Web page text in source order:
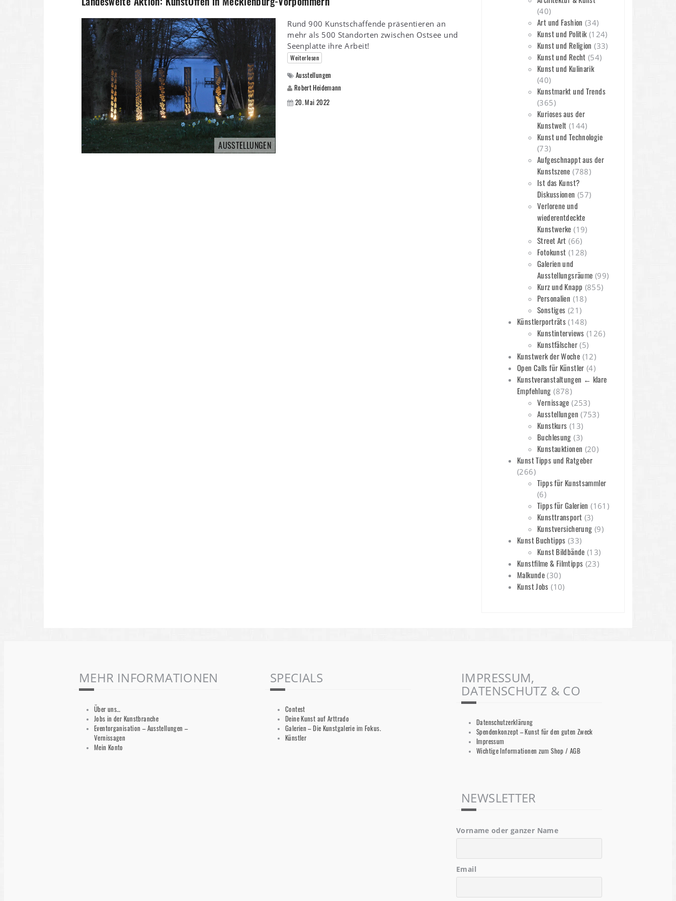
AUSSTELLUNGEN
Rund 900 Kunstschaffende präsentieren an
mehr als 500 Standorten zwischen Ostsee und
Seenplatte ihre Arbeit!
Weiterlesen
Ausstellungen
Robert Heidemann
20. Mai 2022
(40)
Art und Fashion (34)
Kunst und Politik(124)
Kunst und Religion (33)
Kunst und Recht (54)
Kunst und Kulinarik
(40)
Kunstmarkt und Trends
(365)
Kurioses aus der
Kunstwelt (144)
Kunst und Technologie
(73)
Aufgeschnappt aus der
Kunstszene (788)
Ist das Kunst?
Diskussionen (57)
Verlorene und
wiederentdeckte
Kunstwerke (19)
Street Art (66)
Fotokunst (128)
Galerien und
Ausstellungsräume (99)
Kurz und Knapp (855)
Personalien (18)
Sonstiges (21)
Künstlerporträts (148)
Kunstinterviews (126)
Kunstfälscher(5)
Kunstwerk der Woche (12)
Open Calls für Künstler (4)
Kunstveranstaltungen ← klare
Empfehlung (878)
Vernissage (253)
Ausstellungen (753)
Kunstkurs (13)
Buchlesung (3)
Kunstauktionen (20)
Kunst Tipps und Ratgeber
(266)
Tipps für Kunstsammler
(6)
Tipps für Galerien (161)
Kunsttransport (3)
Kunstversicherung (9)
Kunst Buchtipps (33)
Kunst Bildbände (13)
Kunstfilme & Filmtipps (23)
Malkunde (30)
Kunst Jobs (10)
MEHR INFORMATIONEN
Über uns…
Jobs in der Kunstbranche
Eventorganisation – Ausstellungen –
Vernissagen
Mein Konto
SPECIALS
Contest
Deine Kunst auf Arttrado
Galerien – Die Kunstgalerie im Fokus.
Künstler
IMPRESSUM,
DATENSCHUTZ & CO
Datenschutzerklärung
Spendenkonzept – Kunst für den guten Zweck
Impressum
Wichtige Informationen zum Shop / AGB
NEWSLETTER
Vorname oder ganzer Name
Email